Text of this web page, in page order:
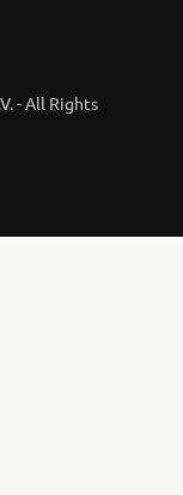
- All Rights